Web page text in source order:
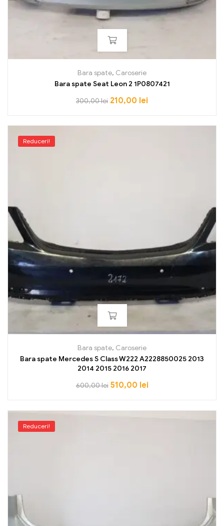
Bara spate, Caroserie
Bara spate Seat Leon 2 1P0807421
300,00lei 210,00 lei
Reduceri!
Bara spate, Caroserie
Bara spate Mercedes S Class W222 A2228850025 2013
2014 2015 2016 2017
600,00lei 510,00 lei
Reduceri!